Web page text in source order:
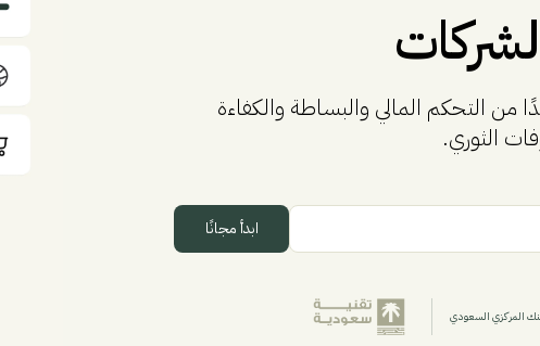
التحكم المالي والبساطة والكفاءة
الثوري.
ابدأ مجانًا
المركزي السعودي